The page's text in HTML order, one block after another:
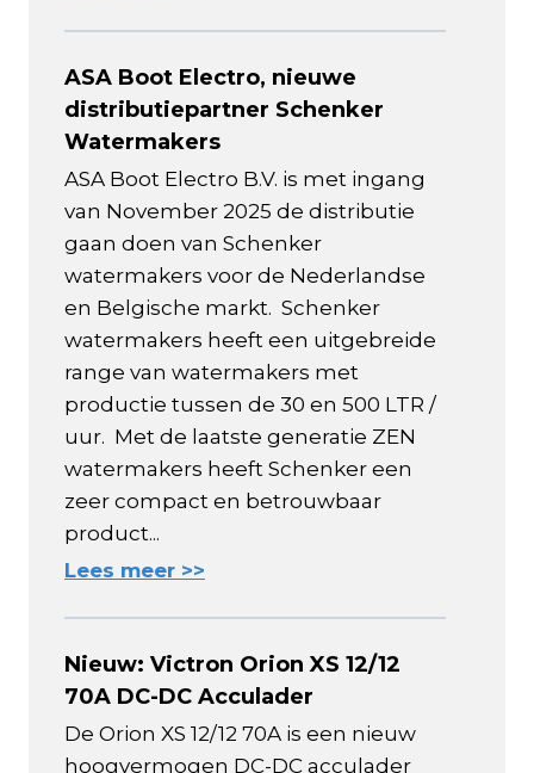
ASA Boot Electro, nieuwe
distributiepartner Schenker
Watermakers
ASA Boot Electro B.V. is met ingang
van November 2025 de distributie
gaan doen van Schenker
watermakers voor de Nederlandse
en Belgische markt. Schenker
watermakers heeft een uitgebreide
range van watermakers met
productie tussen de 30 en 500 LTR /
uur. Met de laatste generatie ZEN
watermakers heeft Schenker een
zeer compact en betrouwbaar
product...
Lees meer >>
Nieuw: Victron Orion XS 12/12
70A DC-DC Acculader
De Orion XS 12/12 70A is een nieuw
hoogvermogen DC-DC acculader